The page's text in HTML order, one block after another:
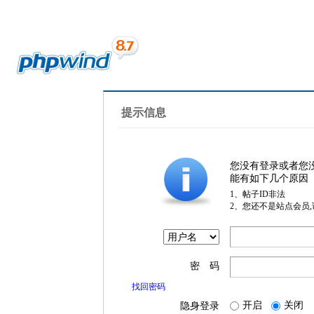
提示信息
您没有登录或者您
能有如下几个原因
1、帖子ID非法
2、您还不是站点会员
密 码
找回密码
隐身登录 开启 关闭